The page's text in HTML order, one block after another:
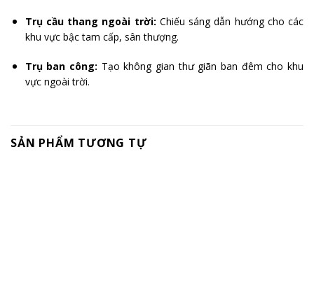
Trụ cầu thang ngoài trời: Chiếu sáng dẫn hướng cho các
khu vực bậc tam cấp, sân thượng.
Trụ ban công: Tạo không gian thư giãn ban đêm cho khu
vực ngoài trời.
SẢN PHẨM TƯƠNG TỰ